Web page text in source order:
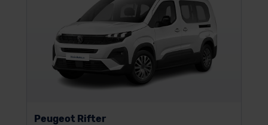
Peugeot Rifter